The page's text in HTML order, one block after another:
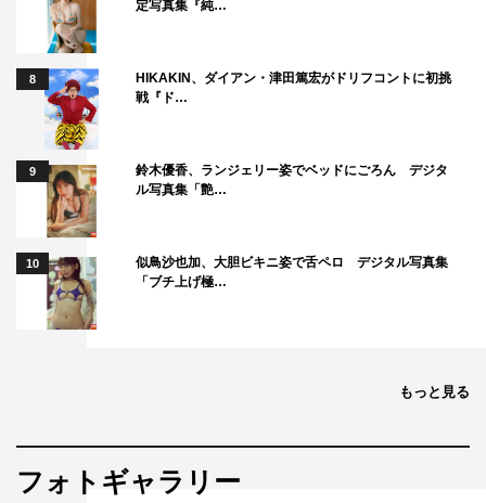
定写真集『純…
8
HIKAKIN、ダイアン・津田篤宏がドリフコントに初挑
戦『ド…
9
鈴木優香、ランジェリー姿でベッドにごろん デジタ
ル写真集「艶…
10
似鳥沙也加、大胆ビキニ姿で舌ペロ デジタル写真集
「ブチ上げ極…
もっと見る
フォトギャラリー